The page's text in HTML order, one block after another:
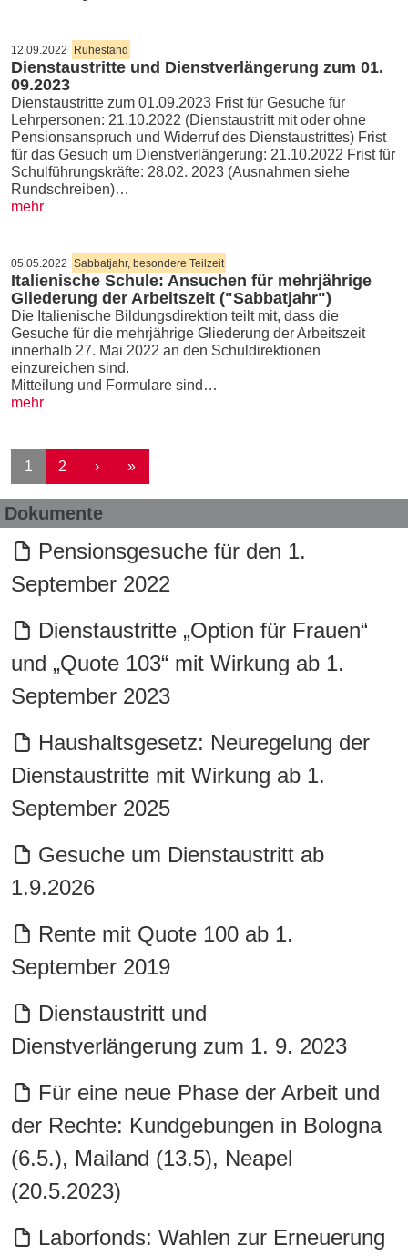
12.09.2022 Ruhestand
Dienstaustritte und Dienstverlängerung zum 01.
09.2023
Dienstaustritte zum 01.09.2023 Frist für Gesuche für
Lehrpersonen: 21.10.2022 (Dienstaustritt mit oder ohne
Pensionsanspruch und Widerruf des Dienstaustrittes) Frist
für das Gesuch um Dienstverlängerung: 21.10.2022 Frist für
Schulführungskräfte: 28.02. 2023 (Ausnahmen siehe
Rundschreiben)…
mehr
05.05.2022 Sabbatjahr, besondere Teilzeit
Italienische Schule: Ansuchen für mehrjährige
Gliederung der Arbeitszeit ("Sabbatjahr")
Die Italienische Bildungsdirektion teilt mit, dass die
Gesuche für die mehrjährige Gliederung der Arbeitszeit
innerhalb 27. Mai 2022 an den Schuldirektionen
einzureichen sind.
Mitteilung und Formulare sind…
mehr
Seitennummerierung
1 2 ›Nächste Seite
»Letzte Seite
Dokumente
Pensionsgesuche für den 1.
September 2022
Dienstaustritte „Option für Frauen“
und „Quote 103“ mit Wirkung ab 1.
September 2023
Haushaltsgesetz: Neuregelung der
Dienstaustritte mit Wirkung ab 1.
September 2025
Gesuche um Dienstaustritt ab
1.9.2026
Rente mit Quote 100 ab 1.
September 2019
Dienstaustritt und
Dienstverlängerung zum 1. 9. 2023
Für eine neue Phase der Arbeit und
der Rechte: Kundgebungen in Bologna
(6.5.), Mailand (13.5), Neapel
(20.5.2023)
Laborfonds: Wahlen zur Erneuerung